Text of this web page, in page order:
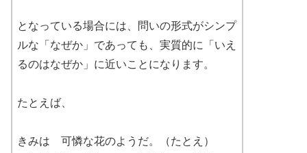
となっている場合には、問いの形式がシンプ
ルな「なぜか」であっても、実質的に「いえ
るのはなぜか」に近いことになります。
たとえば、
きみは 可憐な花のようだ。（たとえ）